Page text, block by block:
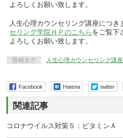
よろしくお願い致します。
人生心理カウンセリング講座につき
セリング学院ＨＰのこちらをご覧下
よろしくお願い致します。
投稿タグ 人生心理カウンセリング講座
Facebook Hatena twitter
関連記事
コロナウイルス対策５：ビタミンＡ